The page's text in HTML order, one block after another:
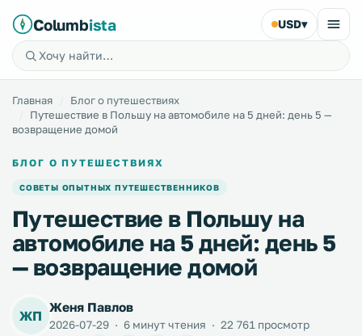
Columbista USD▾
Главная
Блог о путешествиях
Путешествие в Польшу на автомобиле на 5 дней: день 5 —
возвращение домой
БЛОГ О ПУТЕШЕСТВИЯХ
СОВЕТЫ ОПЫТНЫХ ПУТЕШЕСТВЕННИКОВ
Путешествие в Польшу на
автомобиле на 5 дней: день 5
— возвращение домой
ЖП
Женя Павлов
2026-07-29 · 6 минут чтения · 22 761 просмотр